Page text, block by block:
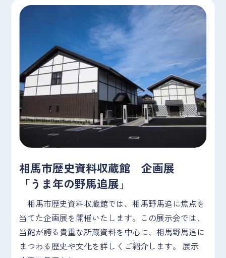
相馬市歴史資料収蔵館 企画展
「うま年の野馬追展」
相馬市歴史資料収蔵館では、相馬野馬追に焦点を
当てた企画展を開催いたします。この展示会では、
当館が誇る貴重な所蔵資料を中心に、相馬野馬追に
まつわる歴史や文化を詳しくご紹介します。 展示